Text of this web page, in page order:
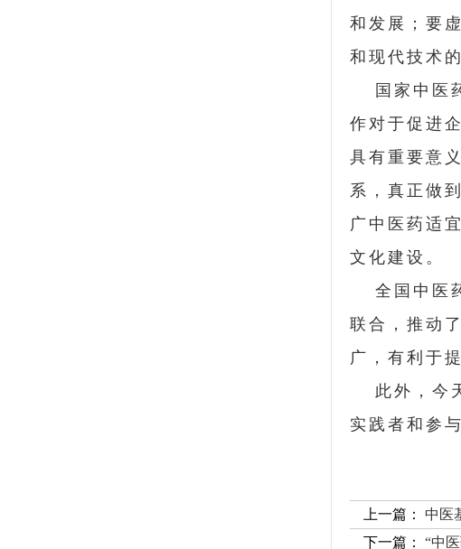
和发展；要
和现代技术
国家中医
作对于促进
具有重要意
系，真正做
广中医药适
文化建设。
全国中医
联合，推动
广，有利于
此外，今
实践者和参
上一篇： 中医
下一篇： “中